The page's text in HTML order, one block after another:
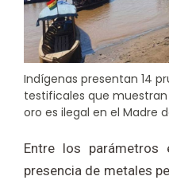
Indígenas presentan 14
testificales que
oro es ilegal en el Madre
Entre los parámetros
presencia de metales